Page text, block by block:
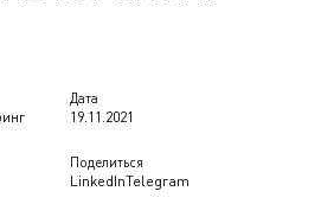
Дата
19.11.2021
Поделиться
LinkedInTelegram